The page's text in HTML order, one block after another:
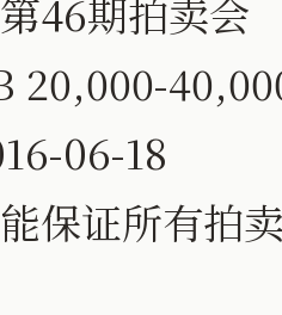
46期拍卖会
06-18
保证所有拍